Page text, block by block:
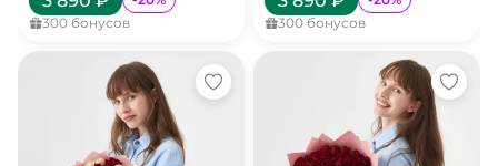
300 бонусов
300 бонусов